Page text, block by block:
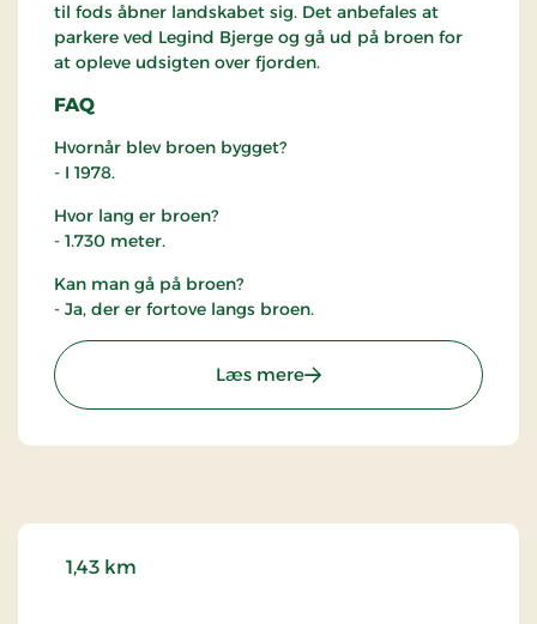
til fods åbner landskabet sig. Det anbefales at
parkere ved Legind Bjerge og gå ud på broen for
at opleve udsigten over fjorden.
FAQ
Hvornår blev broen bygget?
- I 1978.
Hvor lang er broen?
- 1.730 meter.
Kan man gå på broen?
- Ja, der er fortove langs broen.
Læs mere: Sallingsundbroen
1,43 km